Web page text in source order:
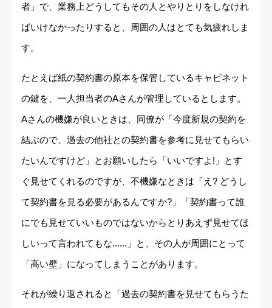
者」で、業務上どうしてもその人とやりとりをしなけれ
ばいけなかったりすると、周囲の人はとても気疲れしま
す。
たとえば紙の契約書の原本を保管しているキャビネット
の鍵を、一人担当者のAさんが管理しているとします。
Aさんの機嫌が良いときは、同僚が「今度新規の契約を
結ぶので、過去の他社との契約書を参考に見せてもらい
たいんですけど」とお願いしたら「いいですよ!」とす
ぐ見せてくれるのですが、不機嫌なときは「え? どうし
て契約書を見る必要があるんですか?」「契約書って誰
にでも見せていいものではないからとりあえず見せてほ
しいって言われてもな......」と、その人が周囲にとって
「高い壁」になってしまうことがあります。
それが繰り返されると「過去の契約書を見せてもらうた